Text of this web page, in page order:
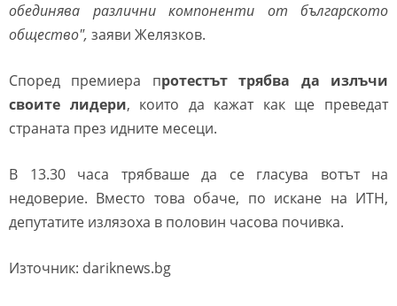
обединява различни компоненти от българското
общество", заяви Желязков.
Според премиера протестът трябва да излъчи
своите лидери, които да кажат как ще преведат
страната през идните месеци.
В 13.30 часа трябваше да се гласува вотът на
недоверие. Вместо това обаче, по искане на ИТН,
депутатите излязоха в половин часова почивка.
Източник: dariknews.bg